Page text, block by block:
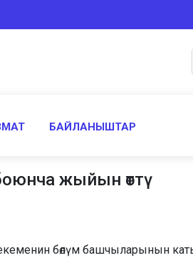
БАЙЛАНЫШТАР
жыйын өттү
бөлүм башчыларынын